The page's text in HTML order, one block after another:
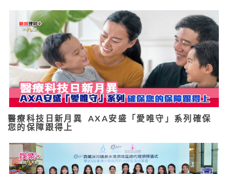
醫療科技日新月異 AXA安盛「愛唯守」系列確保
您的保障跟得上